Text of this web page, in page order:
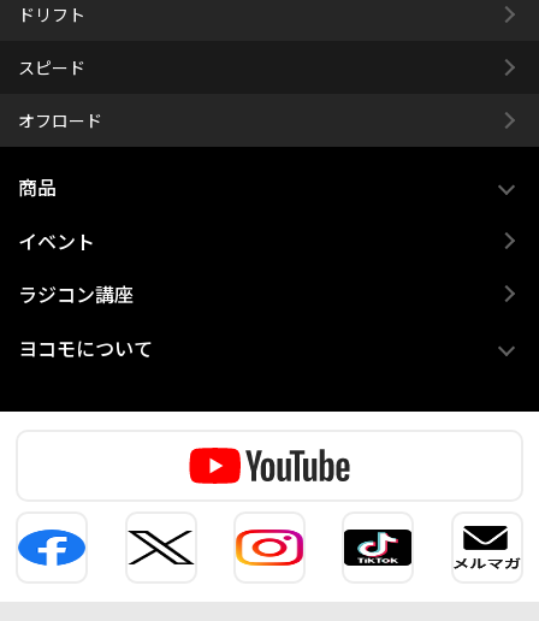
ドリフト
スピード
オフロード
商品
イベント
ラジコン講座
ヨコモについて